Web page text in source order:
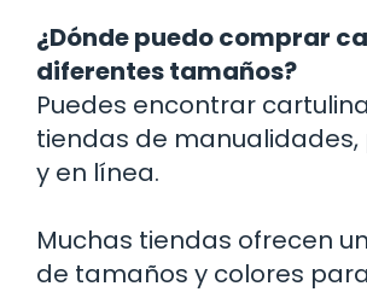
¿Dónde puedo comprar
diferentes tamaños?
Puedes encontrar
tiendas de
y en línea.
Muchas tiendas ofrecen
de tamaños y colores